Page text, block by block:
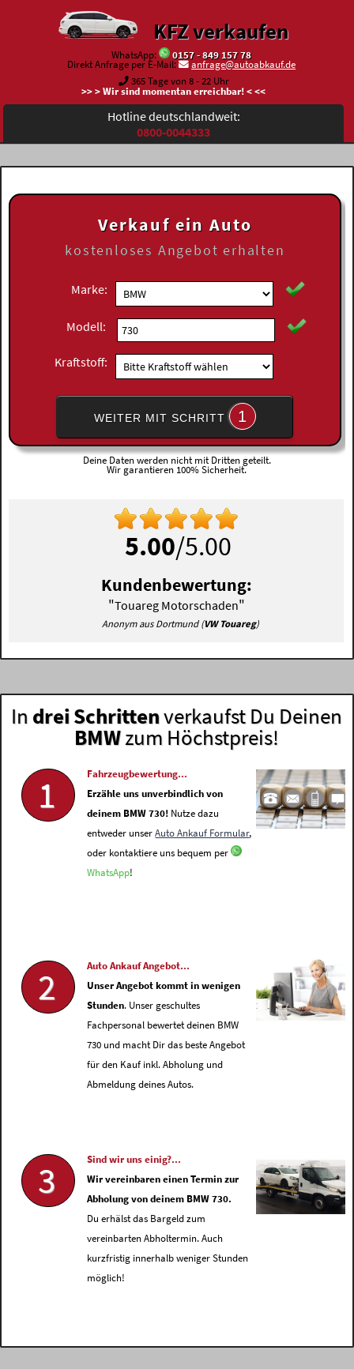
KFZ verkaufen
WhatsApp:
0157 - 849 157 78
Direkt Anfrage per E-Mail:
anfrage@autoabkauf.de
365 Tage von 8 - 22 Uhr
>> > Wir sind momentan erreichbar! < <<
Hotline deutschlandweit:
0800-0044333
Verkauf ein Auto
kostenloses Angebot erhalten
Marke:
Modell:
Kraftstoff:
WEITER MIT SCHRITT 1
Deine Daten werden nicht mit Dritten geteilt.
Wir garantieren 100% Sicherheit.
5.00/5.00
Kundenbewertung:
"Touareg Motorschaden"
Anonym aus Dortmund (VW Touareg)
In drei Schrittenverkaufst Du Deinen
BMWzum Höchstpreis!
1
Fahrzeugbewertung...
Erzähle uns unverbindlich von
deinem BMW 730! Nutze dazu
entweder unserAuto Ankauf Formular,
oder kontaktiere uns bequem per
WhatsApp!
2
Auto Ankauf Angebot...
Unser Angebot kommt in wenigen
Stunden. Unser geschultes
Fachpersonal bewertet deinen BMW
730 und macht Dir das beste Angebot
für den Kauf inkl. Abholung und
Abmeldung deines Autos.
3
Sind wir uns einig?...
Wir vereinbaren einen Termin zur
Abholung von deinem BMW 730.
Du erhälst das Bargeld zum
vereinbarten Abholtermin. Auch
kurzfristig innerhalb weniger Stunden
möglich!